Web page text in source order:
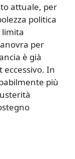
attuale, per
politica
limita
per
è già
eccessivo. In
più